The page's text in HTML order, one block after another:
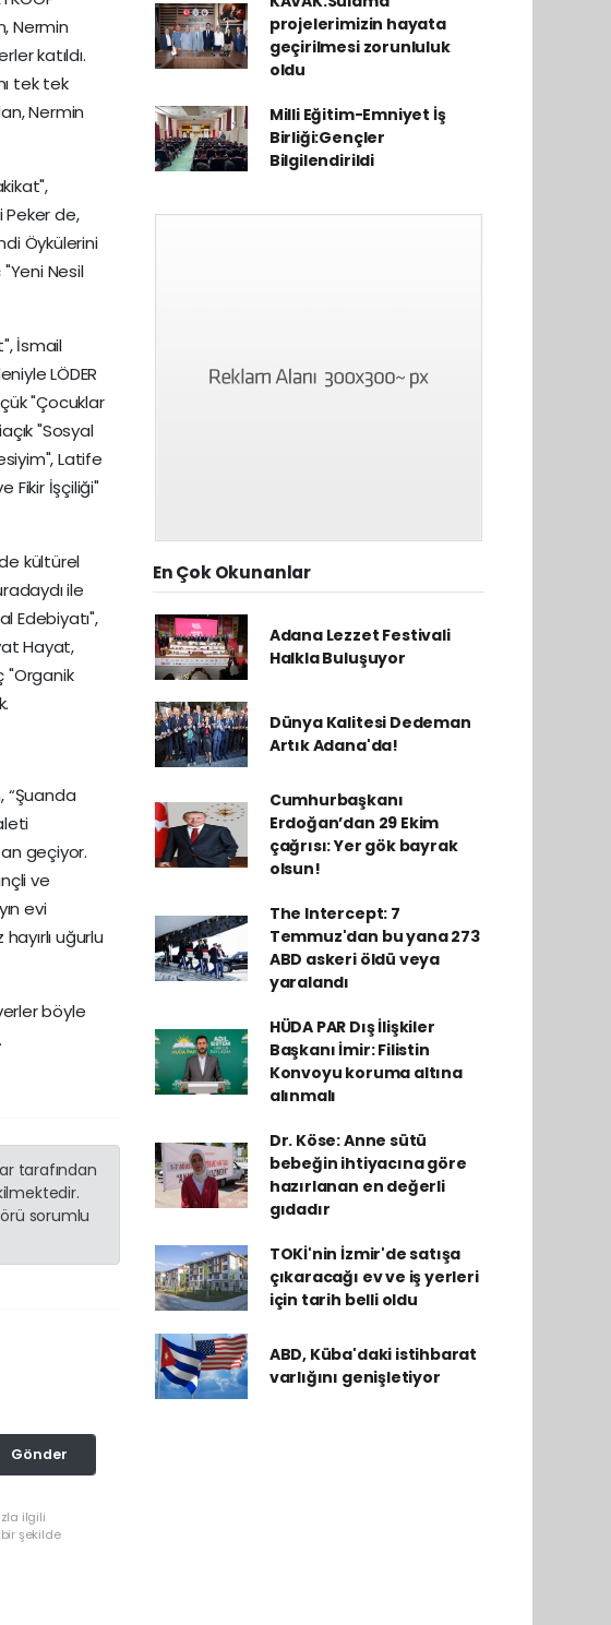
Nermin
katıldı.
tek tek
Nermin
Peker de,
Öykülerini
Nesil
İsmail
LÖDER
"Çocuklar
"Sosyal
Latife
Fikir İşçiliği"
kültürel
ile
Edebiyatı",
Hayat,
"Organik
“Şuanda
geçiyor.
ve
evi
uğurlu
böyle
tarafından
sorumlu
Gönder
ilgili
şekilde
projelerimizin hayata
geçirilmesi zorunluluk
oldu
Milli Eğitim-Emniyet İş
Birliği:Gençler
Bilgilendirildi
En Çok Okunanlar
Adana Lezzet Festivali
Halkla Buluşuyor
Dünya Kalitesi Dedeman
Artık Adana'da!
Cumhurbaşkanı
Erdoğan’dan 29 Ekim
çağrısı: Yer gök bayrak
olsun!
The Intercept: 7
Temmuz'dan bu yana 273
ABD askeri öldü veya
yaralandı
HÜDA PAR Dış İlişkiler
Başkanı İmir: Filistin
Konvoyu koruma altına
alınmalı
Dr. Köse: Anne sütü
bebeğin ihtiyacına göre
hazırlanan en değerli
gıdadır
TOKİ'nin İzmir'de satışa
çıkaracağı ev ve iş yerleri
için tarih belli oldu
ABD, Küba'daki istihbarat
varlığını genişletiyor